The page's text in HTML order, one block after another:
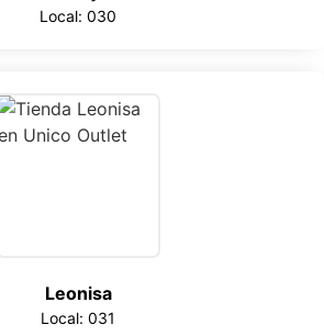
Local: 030
Leonisa
Local: 031